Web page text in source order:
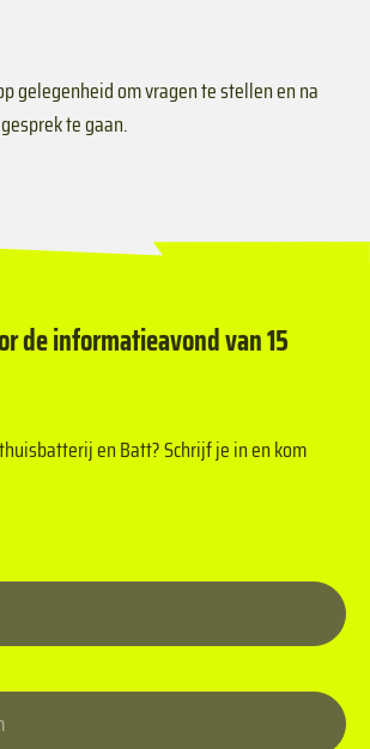
gelegenheid om vragen te stellen en na
te gaan.
de informatieavond van 15
en Batt? Schrijf je in en kom